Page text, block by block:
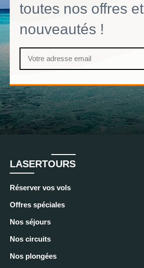
toutes nos offres et
nouveautés !
LASERTOURS
Réserver vos vols
Offres spéciales
Nos séjours
Nos circuits
Nos plongées